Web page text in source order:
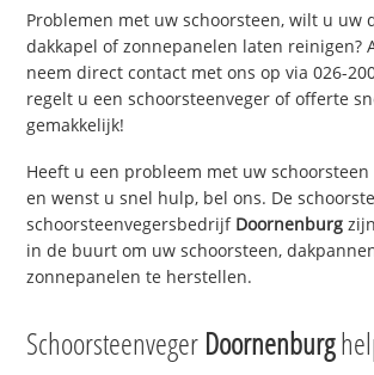
Problemen met uw schoorsteen, wilt u uw
dakkapel of zonnepanelen laten reinigen?
neem direct contact met ons op via 026-
regelt u een schoorsteenveger of offerte
gemakkelijk!
Heeft u een probleem met uw schoorsteen
en wenst u snel hulp, bel ons. De
schoorsteenvegersbedrijf Doornenburg
in de buurt om uw schoorsteen,
zonnepanelen te herstellen.
Schoorsteenveger Doornenburg